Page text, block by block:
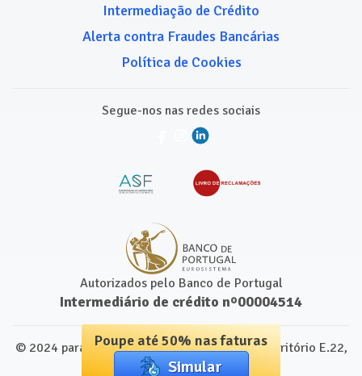
Poupe até 50% nas faturas
Simular
Intermediação de Crédito
Alerta contra Fraudes Bancárias
Política de Cookies
Autorizados pelo Banco de Portugal
Intermediário de crédito nº00004514
Segue-nos nas redes sociais
© 2024 para Comparamais.pt. Leap Centre, Escritório E.22,
1250-091 Lisboa, Portugal